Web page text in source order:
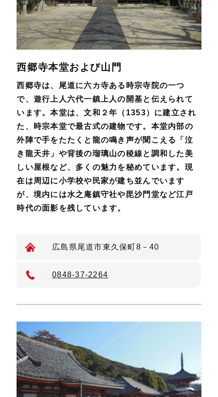
西郷寺本堂および山門
西郷寺は、尾道に六カ寺ある時宗寺院の一つ
で、遊行上人六代一鎮上人の開基と伝えられて
います。本堂は、文和２年（1353）に建立され
た、時宗本堂で最古式の建物です。本堂内部の
外陣で手をたたくと龍の鳴き声が聞こえる「泣
き龍天井」や背後の瑠璃山の稜線と調和した美
しい屋根など、多くの魅力を秘めています。現
在は周辺に小学校や民家が建ち並んでいます
が、境内には水之庵鎮守社や毘沙門堂など江戸
時代の面影を残しています。
広島県尾道市東久保町8－40
0848-37-2264